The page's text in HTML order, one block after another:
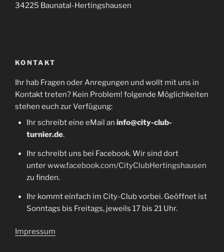
34225 Baunatal-Hertingshausen
KONTAKT
Ihr hab Fragen oder Anregungen und wollt mit uns in
Kontakt treten? Kein Problem! folgende Möglichkeiten
stehen euch zur Verfügung:
Ihr schreibt eine eMail an info@city-club-
turnier.de.
Ihr schreibt uns bei Facebook. Wir sind dort
unterwww.facebook.com/CityClubHertingshausen
zu finden.
Ihr kommt einfach im City-Club vorbei. Geöffnet ist
Sonntags bis Freitags, jeweils 17 bis 21 Uhr.
Impressum